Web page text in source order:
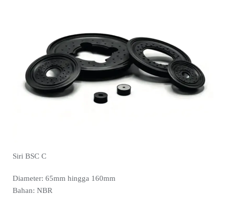
Siri BSC C
Diameter: 65mm hingga 160mm
Bahan: NBR